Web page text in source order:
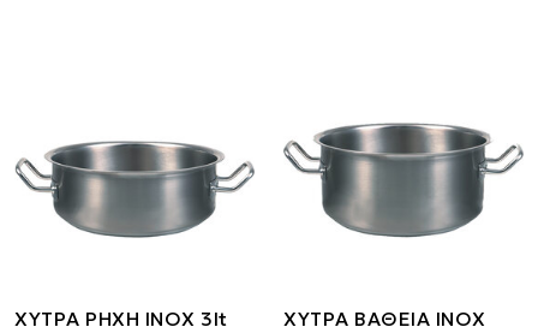
ΧΥΤΡΑ ΡΗΧΗ ΙΝΟΧ 3lt
ΧΥΤΡΑ ΒΑΘΕΙΑ ΙΝΟΧ